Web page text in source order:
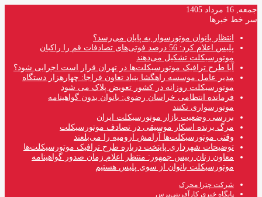
جمعه, 16 مرداد 1405
سر خط خبرها
انتظار بانوان موتورسوار به پایان می‌رسد؟
پلیس اعلام کرد: 56 درصد فوتی‌های تصادفات قم را راکبان
موتورسیکلت تشکیل می‌دهند
آیا طرح ترافیک موتورسیکلت‌ها در تهران قرار است اجرایی شود؟
مدیر عامل موسسه راهگشا بنیاد تعاون فراجا: چهارهزار دستگاه
موتورسیکلت روزانه در کشور تعویض پلاک می شود
فرمانده انتظامی خراسان رضوی: بانوان بدون گواهینامه
موتورسواری نکنند
بررسی وضعیت بازار موتورسیکلت ایران
مرگ برنده اسکار موسیقی در تصادف موتورسیکلت
وقتی موتورسیکلت‌ها آرامش ارومیه را می‌بلعند
توضیحات شهرداری پایتخت درباره طرح ترافیک موتورسیکلت‌ها
معاون زنان رییس جمهور: منتظر اعلام زمان صدور گواهینامه
موتورسیکلت بانوان از سوی پلیس هستیم
شرکت چترا محرک
پایگاه خبری کارآفرینی‌پرس